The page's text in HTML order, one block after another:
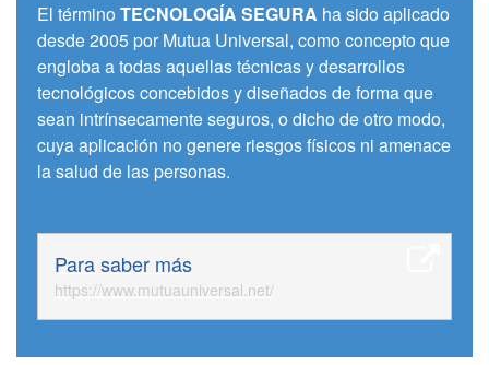
El término TECNOLOGÍA SEGURA ha sido aplicado
desde 2005 por Mutua Universal, como concepto que
engloba a todas aquellas técnicas y desarrollos
tecnológicos concebidos y diseñados de forma que
sean intrí­­nsecamente seguros, o dicho de otro modo,
cuya aplicación no genere riesgos fí­­sicos ni amenace
la salud de las personas.
Para saber más
https://www.mutuauniversal.net/